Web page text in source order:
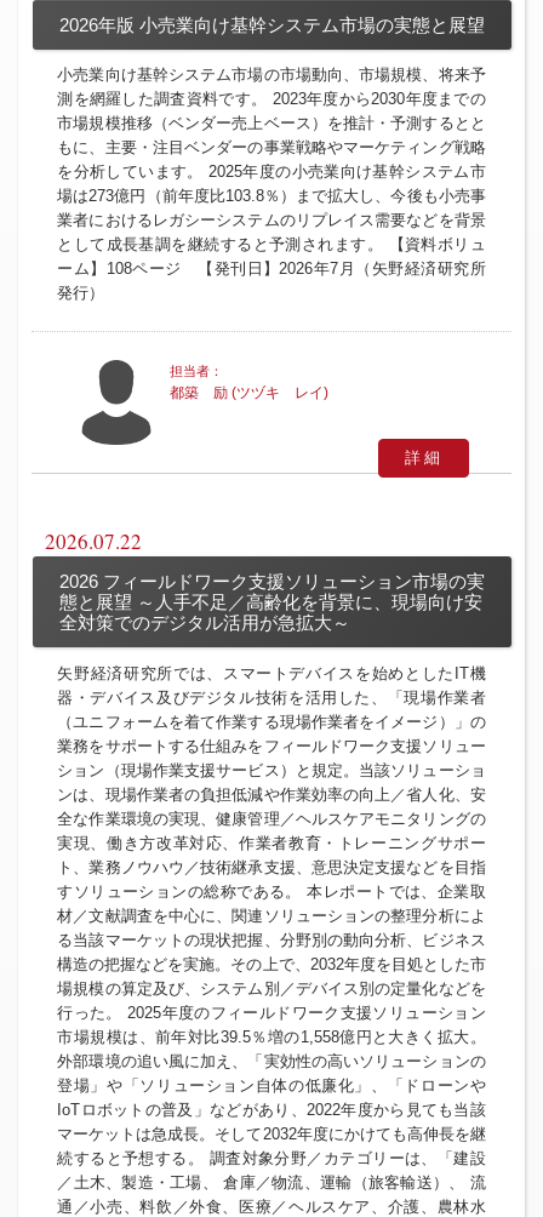
2026年版 小売業向け基幹システム市場の実態と展望
小売業向け基幹システム市場の市場動向、市場規模、将来予
測を網羅した調査資料です。 2023年度から2030年度までの
市場規模推移（ベンダー売上ベース）を推計・予測するとと
もに、主要・注目ベンダーの事業戦略やマーケティング戦略
を分析しています。 2025年度の小売業向け基幹システム市
場は273億円（前年度比103.8％）まで拡大し、今後も小売事
業者におけるレガシーシステムのリプレイス需要などを背景
として成長基調を継続すると予測されます。 【資料ボリュ
ーム】108ページ 【発刊日】2026年7月（矢野経済研究所
発行）
都築 励 (ツヅキ レイ)
詳細
2026.07.22
2026 フィールドワーク支援ソリューション市場の実
態と展望 ～人手不足／高齢化を背景に、現場向け安
全対策でのデジタル活用が急拡大～
矢野経済研究所では、スマートデバイスを始めとしたIT機
器・デバイス及びデジタル技術を活用した、「現場作業者
（ユニフォームを着て作業する現場作業者をイメージ）」の
業務をサポートする仕組みをフィールドワーク支援ソリュー
ション（現場作業支援サービス）と規定。当該ソリューショ
ンは、現場作業者の負担低減や作業効率の向上／省人化、安
全な作業環境の実現、健康管理／ヘルスケアモニタリングの
実現、働き方改革対応、作業者教育・トレーニングサポー
ト、業務ノウハウ／技術継承支援、意思決定支援などを目指
すソリューションの総称である。 本レポートでは、企業取
材／文献調査を中心に、関連ソリューションの整理分析によ
る当該マーケットの現状把握、分野別の動向分析、ビジネス
構造の把握などを実施。その上で、2032年度を目処とした市
場規模の算定及び、システム別／デバイス別の定量化などを
行った。 2025年度のフィールドワーク支援ソリューション
市場規模は、前年対比39.5％増の1,558億円と大きく拡大。
外部環境の追い風に加え、「実効性の高いソリューションの
登場」や「ソリューション自体の低廉化」、「ドローンや
IoTロボットの普及」などがあり、2022年度から見ても当該
マーケットは急成長。そして2032年度にかけても高伸長を継
続すると予想する。 調査対象分野／カテゴリーは、「建設
／土木、製造・工場、 倉庫／物流、運輸（旅客輸送）、 流
通／小売、料飲／外食、医療／ヘルスケア、介護、農林水